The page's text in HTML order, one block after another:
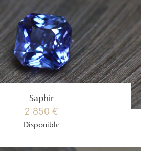
Saphir
2 850 €
Disponible